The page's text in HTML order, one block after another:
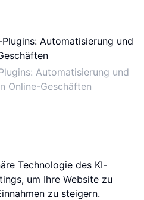
Automatisierung und
Online-Geschäften
Technologie des KI-
um Ihre Website zu
zu steigern.